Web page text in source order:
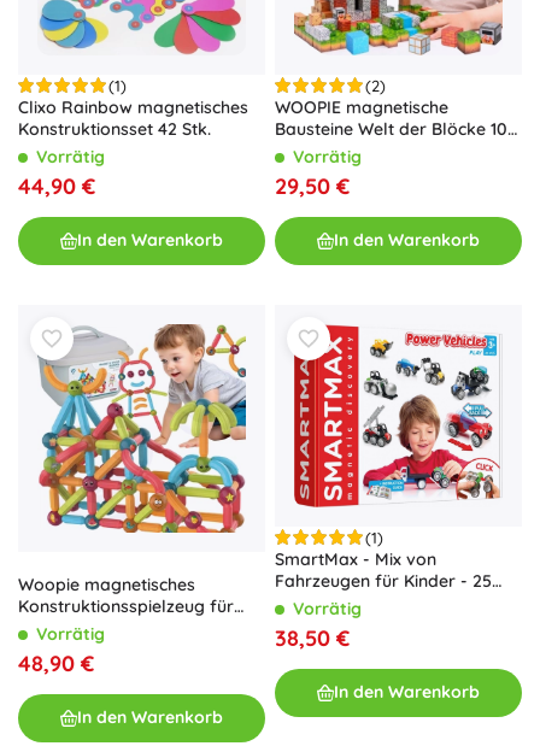
(1)
Clixo Rainbow magnetisches
Konstruktionsset 42 Stk.
Vorrätig
44,90 €
In den Warenkorb
(2)
WOOPIE magnetische
Bausteine Welt der Blöcke 108
StkVorrätig
29,50 €
In den Warenkorb
Woopie magnetisches
Konstruktionsspielzeug für
Kinder – 128 Teile
Vorrätig
48,90 €
In den Warenkorb
(1)
SmartMax - Mix von
Fahrzeugen für Kinder - 25
Stück
Vorrätig
38,50 €
In den Warenkorb